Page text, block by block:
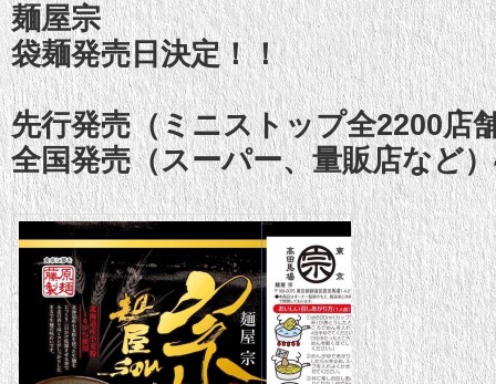
麺屋宗
袋麺発売日決定！！
先行発売（ミニストップ全2200店
全国発売（スーパー、量販店など